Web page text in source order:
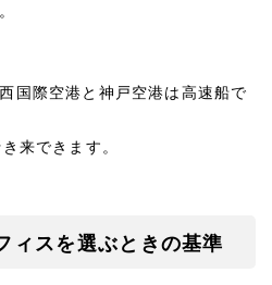
国際空港と神戸空港は高速船で
来できます。
ィスを選ぶときの基準